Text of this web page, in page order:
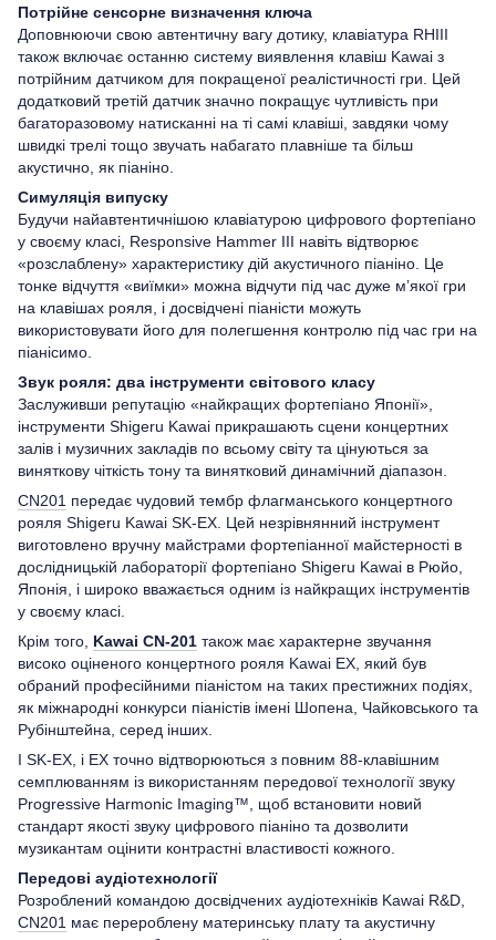
Потрійне сенсорне визначення ключа
Доповнюючи свою автентичну вагу дотику, клавіатура RHIII
також включає останню систему виявлення клавіш Kawai з
потрійним датчиком для покращеної реалістичності гри. Цей
додатковий третій датчик значно покращує чутливість при
багаторазовому натисканні на ті самі клавіші, завдяки чому
швидкі трелі тощо звучать набагато плавніше та більш
акустично, як піаніно.
Симуляція випуску
Будучи найавтентичнішою клавіатурою цифрового фортепіано
у своєму класі, Responsive Hammer III навіть відтворює
«розслаблену» характеристику дій акустичного піаніно. Це
тонке відчуття «виїмки» можна відчути під час дуже м’якої гри
на клавішах рояля, і досвідчені піаністи можуть
використовувати його для полегшення контролю під час гри на
піанісимо.
Звук рояля: два інструменти світового класу
Заслуживши репутацію «найкращих фортепіано Японії»,
інструменти Shigeru Kawai прикрашають сцени концертних
залів і музичних закладів по всьому світу та цінуються за
виняткову чіткість тону та винятковий динамічний діапазон.
CN201 передає чудовий тембр флагманського концертного
рояля Shigeru Kawai SK-EX. Цей незрівнянний інструмент
виготовлено вручну майстрами фортепіанної майстерності в
дослідницькій лабораторії фортепіано Shigeru Kawai в Рюйо,
Японія, і широко вважається одним із найкращих інструментів
у своєму класі.
Крім того, Kawai CN-201 також має характерне звучання
високо оціненого концертного рояля Kawai EX, який був
обраний професійними піаністом на таких престижних подіях,
як міжнародні конкурси піаністів імені Шопена, Чайковського та
Рубінштейна, серед інших.
І SK-EX, і EX точно відтворюються з повним 88-клавішним
семплюванням із використанням передової технології звуку
Progressive Harmonic Imaging™, щоб встановити новий
стандарт якості звуку цифрового піаніно та дозволити
музикантам оцінити контрастні властивості кожного.
Передові аудіотехнології
Розроблений командою досвідчених аудіотехніків Kawai R&D,
CN201 має перероблену материнську плату та акустичну